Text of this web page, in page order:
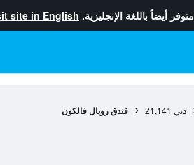
متوفر أيضاً باللغة الإنجليزية. site in English
دبي 21,141 فندق رويال فالكون